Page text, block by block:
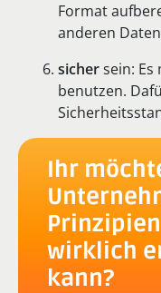
Format
anderen
sichersein: Es
benutzen.
Ihr
wirklich
kann?